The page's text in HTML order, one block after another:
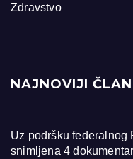
Zdravstvo
NAJNOVIJI
Uz podršku federalnog
snimljena 4